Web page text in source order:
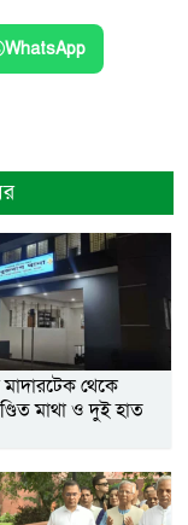
WhatsApp
মাদারটেক থেকে
মাথা ও দুই হাত